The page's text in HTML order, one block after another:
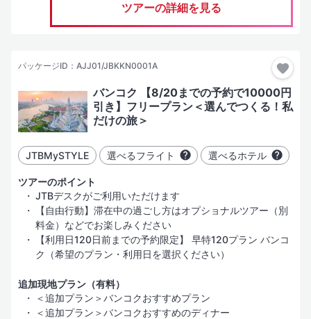
（SLグレード）
（Aグレード）
「十分に快適な滞在」が可能と考えるホテル。部屋はやや手狭に
なることがある
（Bグレード）
学生向けのツアーや、激安・格安と言われるツアーなどで使用す
る経済的なホテル
（Dグレード）
価格優先型のサービス・施設内容
サービス・施設は効率を重視した最低限の装備
ツアーの詳細を見る
パッケージID：AJJ01/JBKKN0001A
バンコク 【8/20までの予約で10000円
引き】フリープラン＜選んでつくる！私
だけの旅＞
JTBMySTYLE 選べるフライト 選べるホテル
ツアーのポイント
JTBデスクがご利用いただけます
【自由行動】滞在中の過ごし方はオプショナルツアー（別
料金）などでお楽しみください
【利用日120日前までの予約限定】 早特120プラン バンコ
ク（希望のプラン・利用日を選択ください）
追加現地プラン（有料）
＜追加プラン＞バンコクおすすめプラン
＜追加プラン＞バンコクおすすめのディナー